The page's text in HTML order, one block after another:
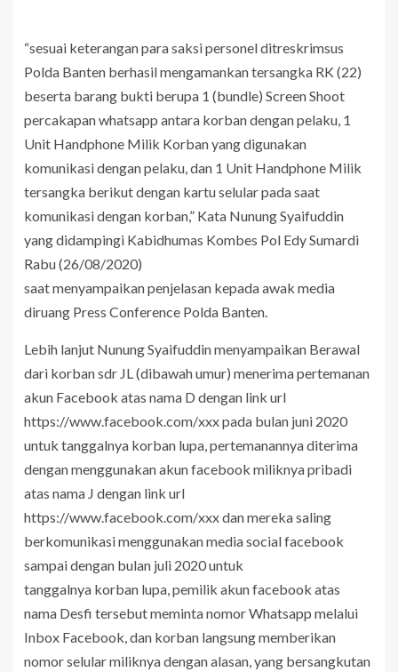
“sesuai keterangan para saksi personel ditreskrimsus
Polda Banten berhasil mengamankan tersangka RK (22)
beserta barang bukti berupa 1 (bundle) Screen Shoot
percakapan whatsapp antara korban dengan pelaku, 1
Unit Handphone Milik Korban yang digunakan
komunikasi dengan pelaku, dan 1 Unit Handphone Milik
tersangka berikut dengan kartu selular pada saat
komunikasi dengan korban,” Kata Nunung Syaifuddin
yang didampingi Kabidhumas Kombes Pol Edy Sumardi
Rabu (26/08/2020)
saat menyampaikan penjelasan kepada awak media
diruang Press Conference Polda Banten.
Lebih lanjut Nunung Syaifuddin menyampaikan Berawal
dari korban sdr JL (dibawah umur) menerima pertemanan
akun Facebook atas nama D dengan link url
https://www.facebook.com/xxx pada bulan juni 2020
untuk tanggalnya korban lupa, pertemanannya diterima
dengan menggunakan akun facebook miliknya pribadi
atas nama J dengan link url
https://www.facebook.com/xxx dan mereka saling
berkomunikasi menggunakan media social facebook
sampai dengan bulan juli 2020 untuk
tanggalnya korban lupa, pemilik akun facebook atas
nama Desfi tersebut meminta nomor Whatsapp melalui
Inbox Facebook, dan korban langsung memberikan
nomor selular miliknya dengan alasan, yang bersangkutan